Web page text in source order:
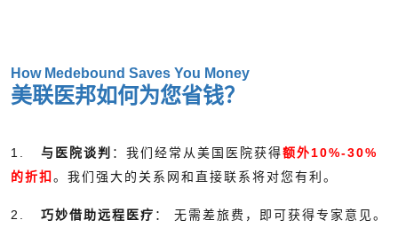
How Medebound Saves You Money
美联医邦如何为您省钱？
1. 与医院谈判 ：我们经常从美国医院获得额外10%-30%
的折扣。我们强大的关系网和直接联系将对您有利。
2. 巧妙借助远程医疗 ： 无需差旅费，即可获得专家意见。